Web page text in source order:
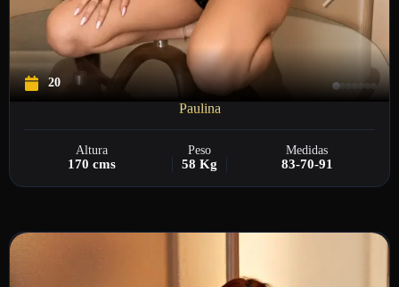
20
Paulina
Altura Peso Medidas
170 cms 58 Kg 83-70-91